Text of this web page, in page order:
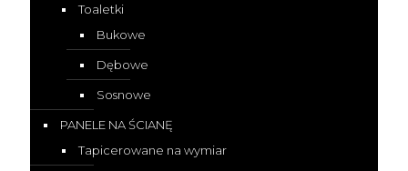
Toaletki
Bukowe
Dębowe
Sosnowe
PANELE NA ŚCIANĘ
Tapicerowane na wymiar